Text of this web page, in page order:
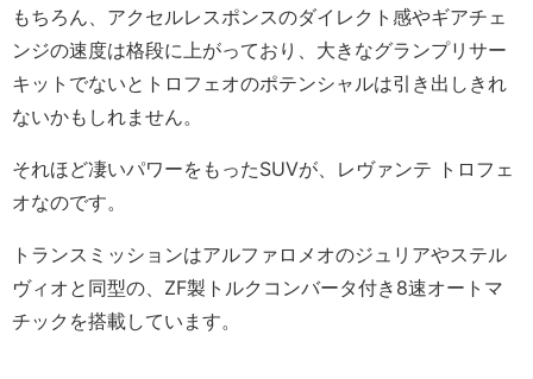
もちろん、アクセルレスポンスのダイレクト感やギアチェ
ンジの速度は格段に上がっており、大きなグランプリサー
キットでないとトロフェオのポテンシャルは引き出しきれ
ないかもしれません。
それほど凄いパワーをもったSUVが、レヴァンテ トロフェ
オなのです。
トランスミッションはアルファロメオのジュリアやステル
ヴィオと同型の、ZF製トルクコンバータ付き8速オートマ
チックを搭載しています。